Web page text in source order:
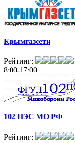
Крымгазсети
Рейтинг:
8:00-17:00
102 ПЭС МО РФ
Рейтинг: